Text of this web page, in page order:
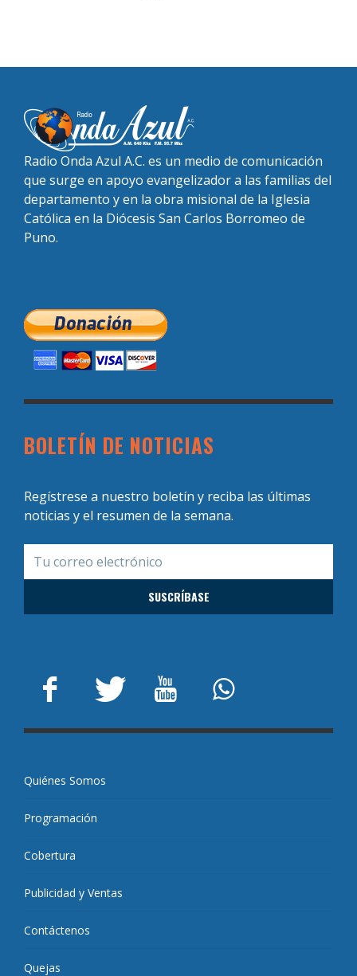
Radio Onda Azul A.C. es un medio de comunicación
que surge en apoyo evangelizador a las familias del
departamento y en la obra misional de la Iglesia
Católica en la Diócesis San Carlos Borromeo de
Puno.
BOLETÍN DE NOTICIAS
Regístrese a nuestro boletín y reciba las últimas
noticias y el resumen de la semana.
Quiénes Somos
Programación
Cobertura
Publicidad y Ventas
Contáctenos
Quejas